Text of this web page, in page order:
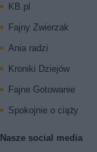
KB.pl
Fajny Zwierzak
Ania radzi
Kroniki Dziejów
Fajne Gotowanie
Spokojnie o ciąży
Nasze social media